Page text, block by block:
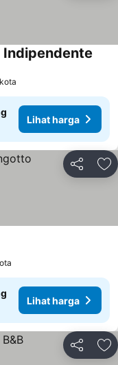
Indipendente
Lihat harga
Bagikan
Lihat harga
Bagikan